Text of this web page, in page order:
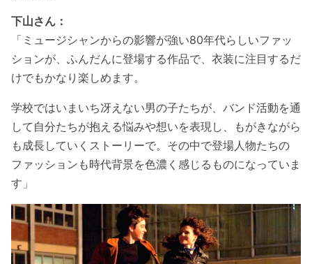
下山さん：
「ミュージシャンからの影響が強い80年代らしいファッ
ションが、ふんだんに登場する作品で、衣装に注目するだ
けでもかなり楽しめます。
学校ではいまいち冴えない男の子たちが、バンド活動を通
して自分たちが抱える悩みや想いを表現し、もがきながら
も成長していくストーリーで。その中で登場人物たちの
ファッションも時代背景を色濃く感じるものになっていま
す」